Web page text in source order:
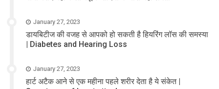
January 27, 2023
डायबिटीज की वजह से आपको हो सकती है हियरिंग लॉस की समस्या
| Diabetes and Hearing Loss
January 27, 2023
हार्ट अटैक आने से एक महीना पहले शरीर देता है ये संकेत |